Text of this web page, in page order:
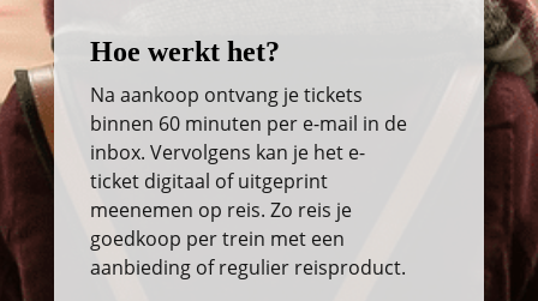
Hoe werkt het?
Na aankoop ontvang je tickets
binnen 60 minuten per e-mail in de
inbox. Vervolgens kan je het e-
ticket digitaal of uitgeprint
meenemen op reis. Zo reis je
goedkoop per trein met een
aanbieding of regulier reisproduct.